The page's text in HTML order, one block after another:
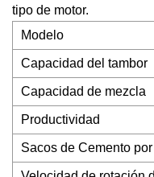
tipo de motor.
Modelo
Capacidad del tambor
Capacidad de mezcla
Productividad
Sacos de Cemento